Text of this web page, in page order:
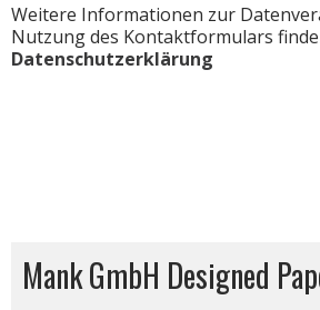
Weitere Informationen zur
Nutzung des Kontaktformulars
Datenschutzerklärung
Mank GmbH Designed